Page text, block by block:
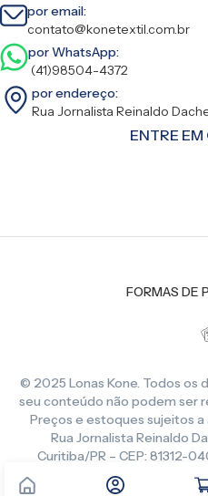
por email:
contato@konetextil.com.br
por WhatsApp:
(41)98504-4372
por endereço:
Rua Jornalista Reinaldo
ENTRE
FORMAS DE
© 2025 Lonas Kone. Todos os
seu conteúdo não podem ser
Preços e estoques sujeitos
Rua Jornalista Reinaldo
Curitiba/PR – CEP: 81312-